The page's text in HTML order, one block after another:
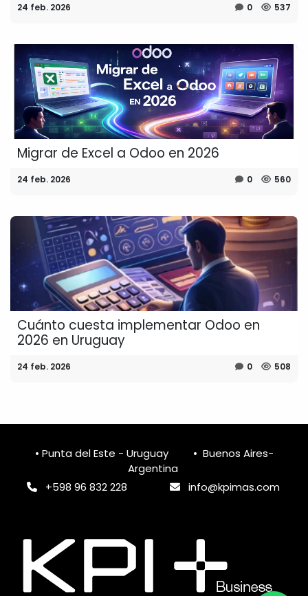
24 feb. 2026 0 537
Migrar de Excel a Odoo en 2026
24 feb. 2026 0 560
Cuánto cuesta implementar Odoo en
2026 en Uruguay
24 feb. 2026 0 508
• Punta del Este - Uruguay • Buenos Aires-
Argentina
+598 96 832 228
info@kpimas.com